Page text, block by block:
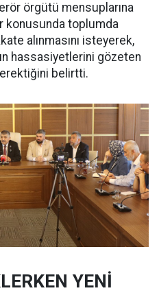
örgütü mensuplarına
konusunda toplumda
alınmasını isteyerek,
hassasiyetlerini gözeten
belirtti.
YENİ